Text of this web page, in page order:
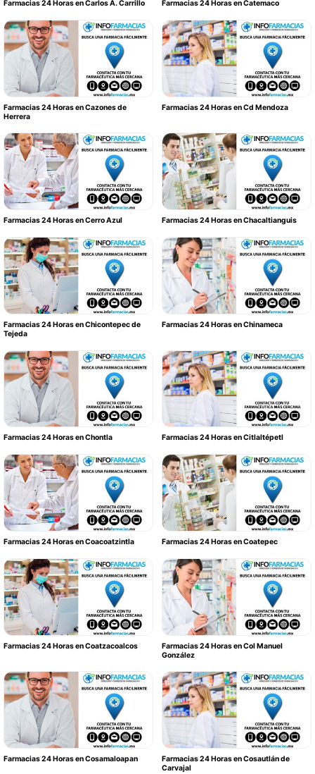
Farmacias 24 Horas en Carlos A. Carrillo Farmacias 24 Horas en Catemaco
Farmacias 24 Horas en Cazones de
Herrera
Farmacias 24 Horas en Cd Mendoza
Farmacias 24 Horas en Cerro Azul Farmacias 24 Horas en Chacaltianguis
Farmacias 24 Horas en Chicontepec de
Tejeda
Farmacias 24 Horas en Chinameca
Farmacias 24 Horas en Chontla Farmacias 24 Horas en Citlaltépetl
Farmacias 24 Horas en Coacoatzintla Farmacias 24 Horas en Coatepec
Farmacias 24 Horas en Coatzacoalcos
Farmacias 24 Horas en Col Manuel
González
Farmacias 24 Horas en Cosamaloapan
Farmacias 24 Horas en Cosautlán de
Carvajal